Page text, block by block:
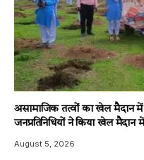
असामाजिक तत्वों का खेल मैदान में
जनप्रतिनिधियों ने किया खेल मैदान
August 5, 2026